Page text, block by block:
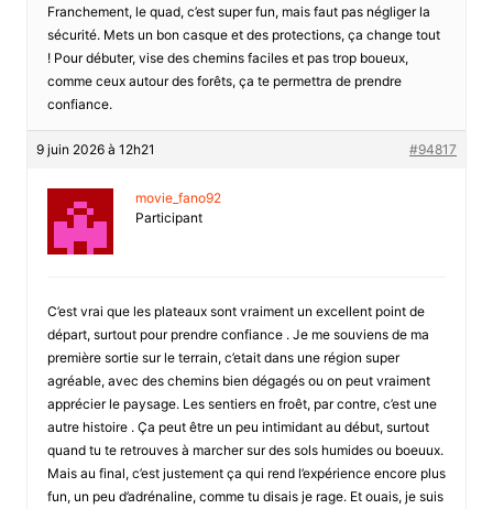
Franchement, le quad, c’est super fun, mais faut pas négliger la
sécurité. Mets un bon casque et des protections, ça change tout
! Pour débuter, vise des chemins faciles et pas trop boueux,
comme ceux autour des forêts, ça te permettra de prendre
confiance.
9 juin 2026 à 12h21 #94817
movie_fano92
Participant
C’est vrai que les plateaux sont vraiment un excellent point de
départ, surtout pour prendre confiance . Je me souviens de ma
première sortie sur le terrain, c’etait dans une région super
agréable, avec des chemins bien dégagés ou on peut vraiment
apprécier le paysage. Les sentiers en froêt, par contre, c’est une
autre histoire . Ça peut être un peu intimidant au début, surtout
quand tu te retrouves à marcher sur des sols humides ou boeuux.
Mais au final, c’est justement ça qui rend l’expérience encore plus
fun, un peu d’adrénaline, comme tu disais je rage. Et ouais, je suis